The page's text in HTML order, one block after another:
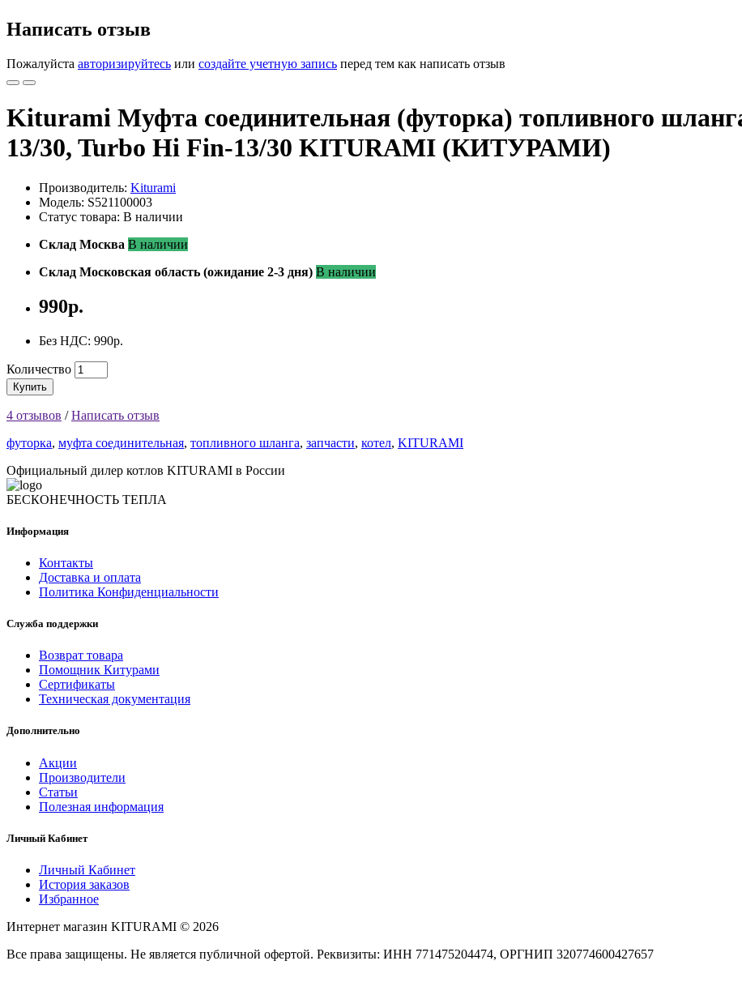
Написать отзыв
Пожалуйста авторизируйтесь или создайте учетную запись перед тем как написать отзыв
Kiturami Муфта соединительная (футорка) топливного
13/30, Turbo Hi Fin-13/30 KITURAMI (КИТУРАМИ)
Производитель: Kiturami
Модель: S521100003
Статус товара: В наличии
Склад Москва В наличии
Склад Московская область (ожидание 2-3 дня) В наличии
990р.
Без НДС: 990р.
Количество
Купить
4 отзывов /Написать отзыв
футорка, муфта соединительная, топливного шланга, запчасти, котел, KITURAMI
Официальный дилер котлов KITURAMI в России
БЕСКОНЕЧНОСТЬ ТЕПЛА
Информация
Контакты
Доставка и оплата
Политика Конфиденциальности
Служба поддержки
Возврат товара
Помощник Китурами
Сертификаты
Техническая документация
Дополнительно
Акции
Производители
Статьи
Полезная информация
Личный Кабинет
Личный Кабинет
История заказов
Избранное
Интернет магазин KITURAMI © 2026
Все права защищены. Не является публичной офертой. Реквизиты: ИНН 771475204474, ОРГНИП 320774600427657